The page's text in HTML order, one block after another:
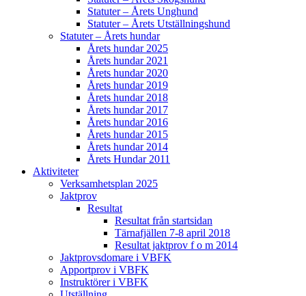
Statuter – Årets Unghund
Statuter – Årets Utställningshund
Statuter – Årets hundar
Årets hundar 2025
Årets hundar 2021
Årets hundar 2020
Årets hundar 2019
Årets hundar 2018
Årets hundar 2017
Årets hundar 2016
Årets hundar 2015
Årets hundar 2014
Årets Hundar 2011
Aktiviteter
Verksamhetsplan 2025
Jaktprov
Resultat
Resultat från startsidan
Tärnafjällen 7-8 april 2018
Resultat jaktprov f o m 2014
Jaktprovsdomare i VBFK
Apportprov i VBFK
Instruktörer i VBFK